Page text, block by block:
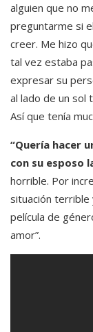
alguien que no
preguntarme si
creer. Me hizo
tal vez estaba
expresar su
al lado de un sol
Así que tenía
“Quería hacer
con su esposo
horrible. Por
situación terrible
película de
amor”.